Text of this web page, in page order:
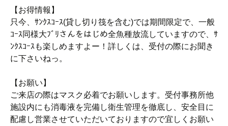
【お得情報】
只今、ｻﾝｸｽｺｰｽ(貸し切り筏を含む)では期間限定で、一般
ｺｰｽ同様大ﾌﾞﾘさんをはじめ全魚種放流していますので、ｻ
ﾝｸｽｺｰｽも楽しめますよー！詳しくは、受付の際にお聞き
に下さいねっ。
【お願い】
ご来店の際はマスク必着でお願いします。受付事務所他
施設内にも消毒液を完備し衛生管理を徹底し、安全目に
配慮し営業させていただいておりますので宜しくお願い